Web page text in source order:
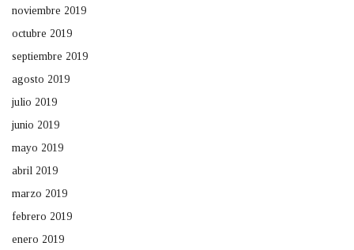
noviembre 2019
octubre 2019
septiembre 2019
agosto 2019
julio 2019
junio 2019
mayo 2019
abril 2019
marzo 2019
febrero 2019
enero 2019